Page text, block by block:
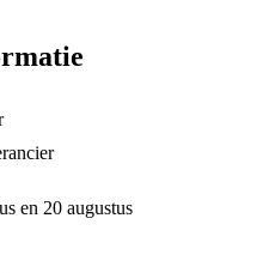
en 20 augustus